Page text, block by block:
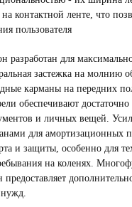
контактной ленте, что
пользователя
разработан для
застежка на молнию
карманы на передних
обеспечивают достаточно
и личных вещей.
для амортизационных
и защиты, особенно для
на коленях.
предоставляет